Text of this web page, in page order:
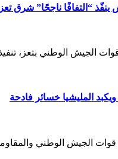
ينفّذ “التفافًا ناجحًا” شرق
الجيش الوطني بتعز،
المليشيا خسائر فادحة
الجيش الوطني